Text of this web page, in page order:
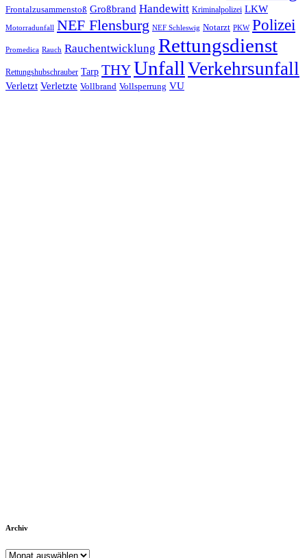
Frontalzusammenstoß Großbrand Handewitt Kriminalpolizei LKW
Motorradunfall NEF Flensburg NEF Schleswig Notarzt PKW Polizei
Promedica Rauch Rauchentwicklung Rettungsdienst
Rettungshubschrauber Tarp THYUnfall Verkehrsunfall
Verletzt Verletzte Vollbrand Vollsperrung VU
Archiv
Archiv